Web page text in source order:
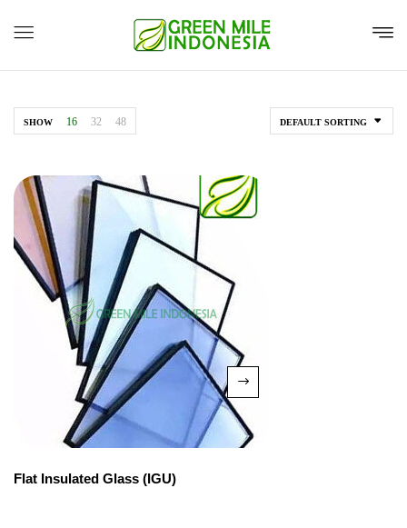
DEFAULT SORTING
SHOW 16 32 48
Flat Insulated Glass (IGU)